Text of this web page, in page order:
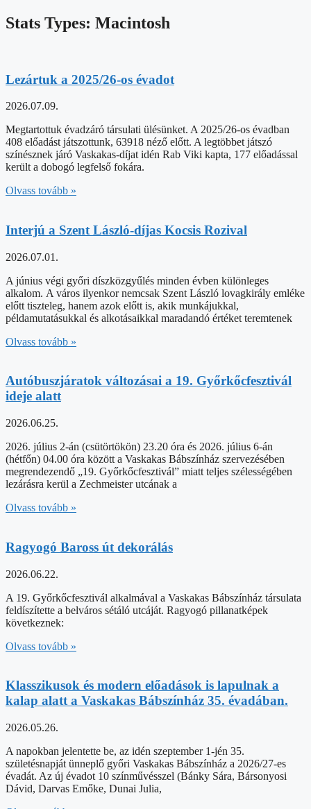
Stats Types: Macintosh
Lezártuk a 2025/26-os évadot
2026.07.09.
Megtartottuk évadzáró társulati ülésünket. A 2025/26-os évadban
408 előadást játszottunk, 63918 néző előtt. A legtöbbet játszó
színésznek járó Vaskakas-díjat idén Rab Viki kapta, 177 előadással
került a dobogó legfelső fokára.
Olvass tovább »
Interjú a Szent László-díjas Kocsis Rozival
2026.07.01.
A június végi győri díszközgyűlés minden évben különleges
alkalom. A város ilyenkor nemcsak Szent László lovagkirály emléke
előtt tiszteleg, hanem azok előtt is, akik munkájukkal,
példamutatásukkal és alkotásaikkal maradandó értéket teremtenek
Olvass tovább »
Autóbuszjáratok változásai a 19. Győrkőcfesztivál
ideje alatt
2026.06.25.
2026. július 2-án (csütörtökön) 23.20 óra és 2026. július 6-án
(hétfőn) 04.00 óra között a Vaskakas Bábszínház szervezésében
megrendezendő „19. Győrkőcfesztivál” miatt teljes szélességében
lezárásra kerül a Zechmeister utcának a
Olvass tovább »
Ragyogó Baross út dekorálás
2026.06.22.
A 19. Győrkőcfesztivál alkalmával a Vaskakas Bábszínház társulata
feldíszítette a belváros sétáló utcáját. Ragyogó pillanatképek
következnek:
Olvass tovább »
Klasszikusok és modern előadások is lapulnak a
kalap alatt a Vaskakas Bábszínház 35. évadában.
2026.05.26.
A napokban jelentette be, az idén szeptember 1-jén 35.
születésnapját ünneplő győri Vaskakas Bábszínház a 2026/27-es
évadát. Az új évadot 10 színművésszel (Bánky Sára, Bársonyosi
Dávid, Darvas Emőke, Dunai Julia,